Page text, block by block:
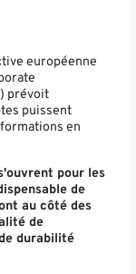
européenne
prévoit
puissent
en
pour les
de
au côté des
de
durabilité